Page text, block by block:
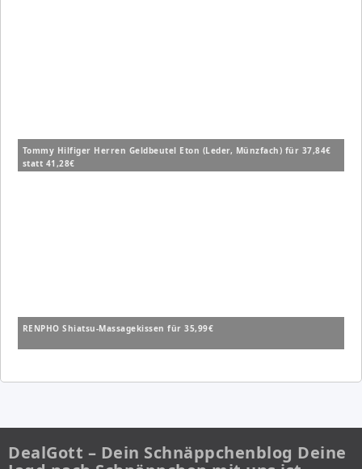
Tommy Hilfiger Herren Geldbeutel Eton (Leder, Münzfach) für 37,84€
statt 41,28€
RENPHO Shiatsu-Massagekissen für 35,99€
DealGott – Dein Schnäppchenblog Deine